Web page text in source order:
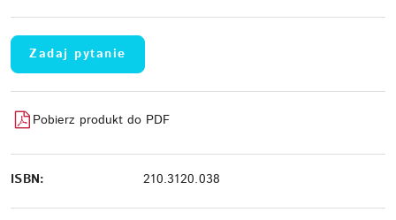
Zadaj pytanie
Pobierz produkt do PDF
ISBN: 210.3120.038